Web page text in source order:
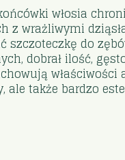
włosia
z wrażliwymi
szczoteczkę do
dobrał ilość,
także bardzo